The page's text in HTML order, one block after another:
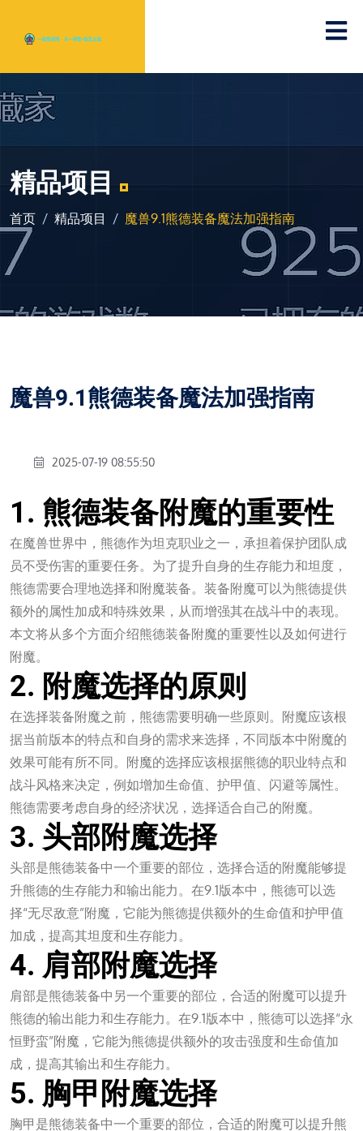
精品项目
首页 精品项目 魔兽9.1熊德装备魔法加强指南
魔兽9.1熊德装备魔法加强指南
2025-07-19 08:55:50
1. 熊德装备附魔的重要性
在魔兽世界中，熊德作为坦克职业之一，承担着保护团队成
员不受伤害的重要任务。为了提升自身的生存能力和坦度，
熊德需要合理地选择和附魔装备。装备附魔可以为熊德提供
额外的属性加成和特殊效果，从而增强其在战斗中的表现。
本文将从多个方面介绍熊德装备附魔的重要性以及如何进行
附魔。
2. 附魔选择的原则
在选择装备附魔之前，熊德需要明确一些原则。附魔应该根
据当前版本的特点和自身的需求来选择，不同版本中附魔的
效果可能有所不同。附魔的选择应该根据熊德的职业特点和
战斗风格来决定，例如增加生命值、护甲值、闪避等属性。
熊德需要考虑自身的经济状况，选择适合自己的附魔。
3. 头部附魔选择
头部是熊德装备中一个重要的部位，选择合适的附魔能够提
升熊德的生存能力和输出能力。在9.1版本中，熊德可以选
择“无尽敌意”附魔，它能为熊德提供额外的生命值和护甲值
加成，提高其坦度和生存能力。
4. 肩部附魔选择
肩部是熊德装备中另一个重要的部位，合适的附魔可以提升
熊德的输出能力和生存能力。在9.1版本中，熊德可以选择“永
恒野蛮”附魔，它能为熊德提供额外的攻击强度和生命值加
成，提高其输出和生存能力。
5. 胸甲附魔选择
胸甲是熊德装备中一个重要的部位，合适的附魔可以提升熊